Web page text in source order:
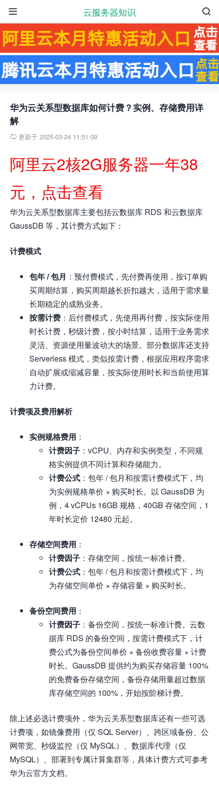
云服务器知识 

华为云关系型数据库如何计费？实例、存储费用详
解
 更新于 2025-03-24 11:51:09
阿里云2核2G服务器一年38
元，点击查看
华为云关系型数据库主要包括云数据库 RDS 和云数据库
GaussDB 等，其计费方式如下：
计费模式
包年 / 包月 ：预付费模式，先付费再使用，按订单购
买周期结算，购买周期越长折扣越大，适用于需求量
长期稳定的成熟业务。
按需计费 ：后付费模式，先使用再付费，按实际使用
时长计费，秒级计费，按小时结算，适用于业务需求
灵活、资源使用量波动大的场景。部分数据库还支持
Serverless 模式，类似按需计费，根据应用程序需求
自动扩展或缩减容量，按实际使用时长和当前使用算
力计费。
计费项及费用解析
实例规格费用 ：
计费因子 ：vCPU、内存和实例类型，不同规
格实例提供不同计算和存储能力。
计费公式 ：包年 / 包月和按需计费模式下，均
为实例规格单价 × 购买时长。以 GaussDB 为
例，4 vCPUs 16GB 规格，40GB 存储空间，1
年时长定价 12480 元起。
存储空间费用 ：
计费因子 ：存储空间，按统一标准计费。
计费公式 ：包年 / 包月和按需计费模式下，均
为存储空间单价 × 存储容量 × 购买时长。
备份空间费用 ：
计费因子 ：备份空间，按统一标准计费。云数
据库 RDS 的备份空间，按需计费模式下，计
费公式为备份空间单价 × 备份收费容量 × 计费
时长。GaussDB 提供约为购买存储容量 100%
的免费备份存储空间，备份存储用量超过数据
库存储空间的 100%，开始按阶梯计费。
除上述必选计费项外，华为云关系型数据库还有一些可选
计费项，如镜像费用（仅 SQL Server）、跨区域备份、公
网带宽、秒级监控（仅 MySQL）、数据库代理（仅
MySQL）、部署到专属计算集群等，具体计费方式可参考
华为云官方文档。